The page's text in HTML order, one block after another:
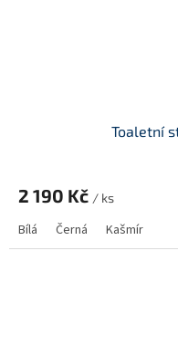
Toaletní
2 190 Kč / ks
Bílá Černá Kašmír